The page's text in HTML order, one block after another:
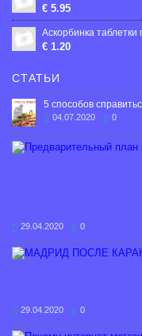
€ 5.95
€ 1.20
СТАТЬИ
5 способов
04.07.2020 0
29.04.2020 0
29.04.2020 0